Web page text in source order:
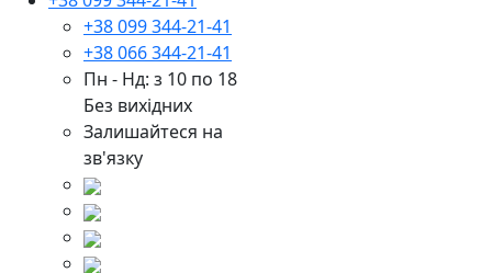
+38 099 344-21-41
+38 066 344-21-41
Пн - Нд: з 10 по 18
Без вихідних
Залишайтеся на
зв'язку